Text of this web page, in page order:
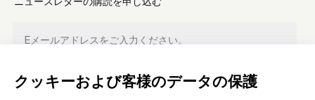
クッキーおよび客様のデータの保護
登録